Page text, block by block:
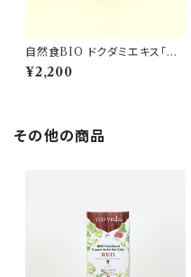
自然食BIO ドクダミエキス「十
薬どくだみ」
¥2,200
その他の商品